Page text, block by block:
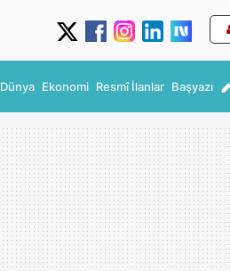
Dünya Ekonomi Resmî İlanlar Başyazı